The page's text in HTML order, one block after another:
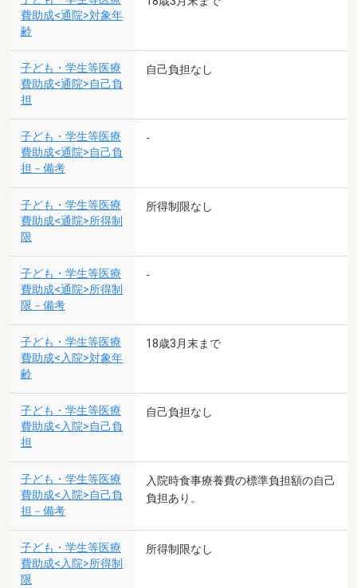
費助成<通院>対象年
齢
子ども・学生等医療
費助成<通院>自己負
担
自己負担なし
子ども・学生等医療
費助成<通院>自己負
担－備考
-
子ども・学生等医療
費助成<通院>所得制
限
所得制限なし
子ども・学生等医療
費助成<通院>所得制
限－備考
-
子ども・学生等医療
費助成<入院>対象年
齢
18歳3月末まで
子ども・学生等医療
費助成<入院>自己負
担
自己負担なし
子ども・学生等医療
費助成<入院>自己負
担－備考
入院時食事療養費の標準負担額の自己
負担あり。
子ども・学生等医療
費助成<入院>所得制
限
所得制限なし